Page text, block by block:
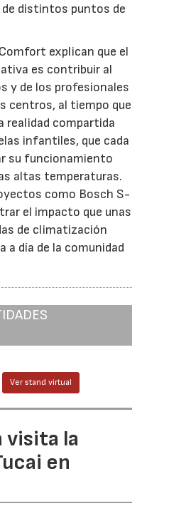
distintos puntos de
explican que el
es contribuir al
y de los profesionales
centros, al tiempo que
realidad compartida
infantiles, que cada
su funcionamiento
altas temperaturas.
como Bosch S-
el impacto que unas
de climatización
a día de la comunidad
Ver stand virtual
visita la
en